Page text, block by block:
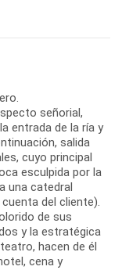
señorial,
entrada de la ría y
salida
cuyo principal
esculpida por la
una catedral
del cliente).
de sus
y la estratégica
hacen de él
cena y